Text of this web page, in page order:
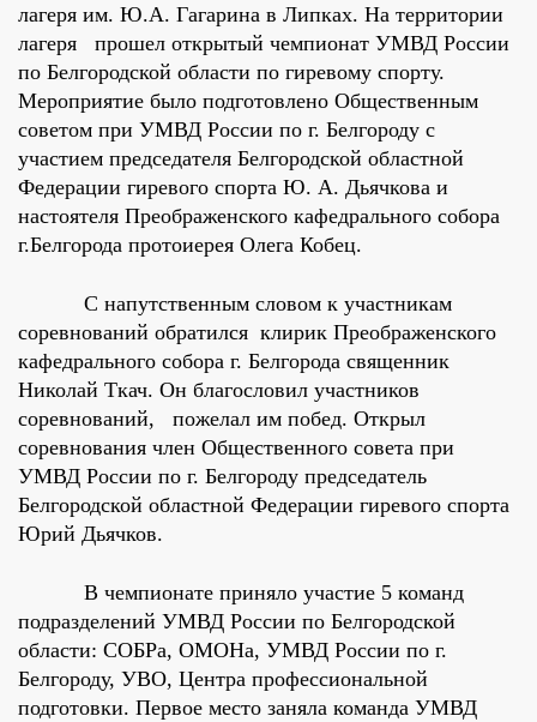
лагеря им. Ю.А. Гагарина в Липках. На территории
лагеря прошел открытый чемпионат УМВД России
по Белгородской области по гиревому спорту.
Мероприятие было подготовлено Общественным
советом при УМВД России по г. Белгороду с
участием председателя Белгородской областной
Федерации гиревого спорта Ю. А. Дьячкова и
настоятеля Преображенского кафедрального собора
г.Белгорода протоиерея Олега Кобец.
С напутственным словом к участникам
соревнований обратился клирик Преображенского
кафедрального собора г. Белгорода священник
Николай Ткач. Он благословил участников
соревнований, пожелал им побед. Открыл
соревнования член Общественного совета при
УМВД России по г. Белгороду председатель
Белгородской областной Федерации гиревого спорта
Юрий Дьячков.
В чемпионате приняло участие 5 команд
подразделений УМВД России по Белгородской
области: СОБРа, ОМОНа, УМВД России по г.
Белгороду, УВО, Центра профессиональной
подготовки. Первое место заняла команда УМВД